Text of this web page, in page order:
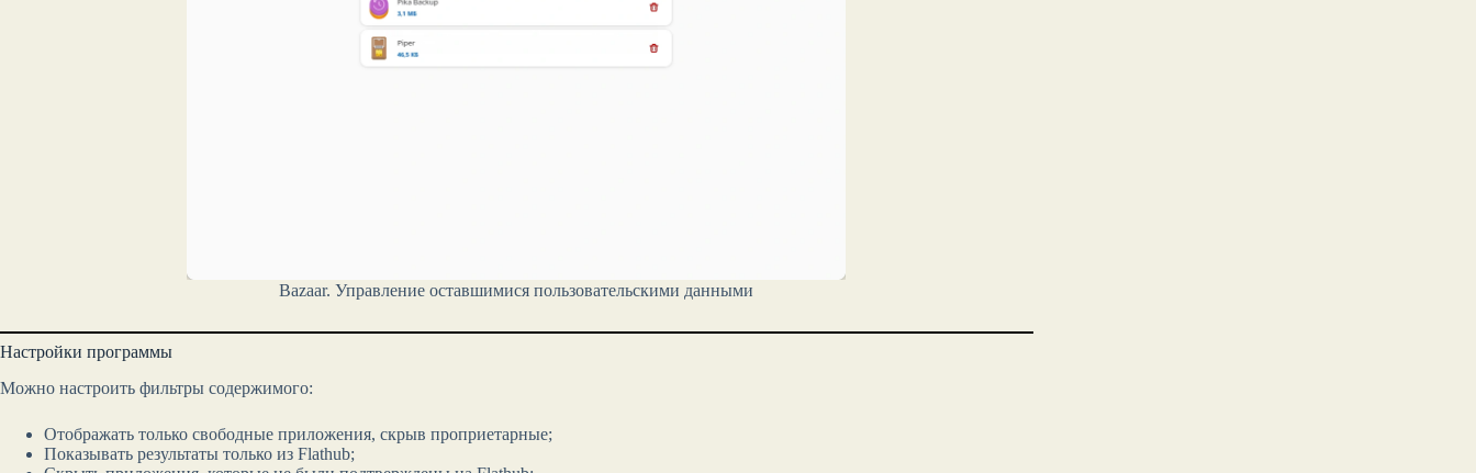
Bazaar. Управление оставшимися пользовательскими данными
Настройки программы
Можно настроить фильтры содержимого:
Отображать только свободные приложения, скрыв проприетарные;
Показывать результаты только из Flathub;